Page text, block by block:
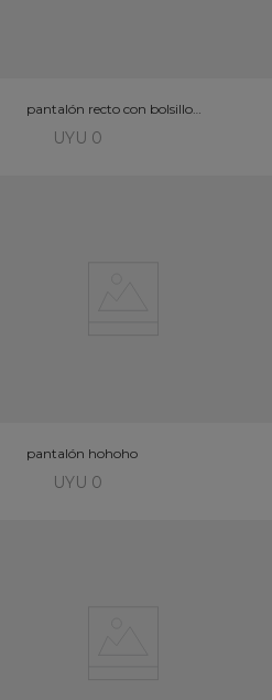
pantalón recto con bolsillo
UYU 0
pantalón hohoho
UYU 0